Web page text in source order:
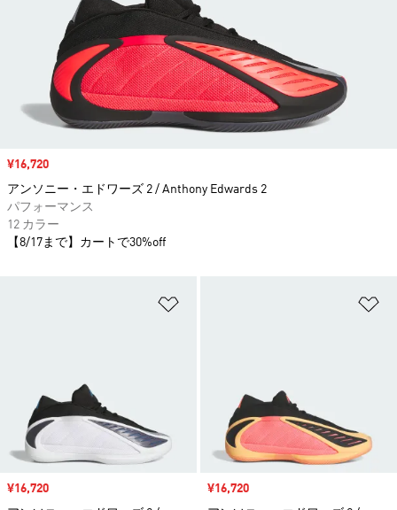
セール価格
¥16,720
セール価格
¥16,720
セール価格
¥16,720
アンソニー・エドワーズ 2 / Anthony Edwards 2
パフォーマンス
12 カラー
【8/17まで】カートで30%off